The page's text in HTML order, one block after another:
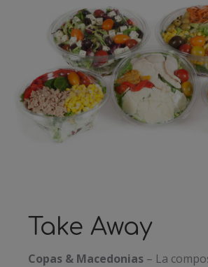
Take Away
Copas & Macedonias – La